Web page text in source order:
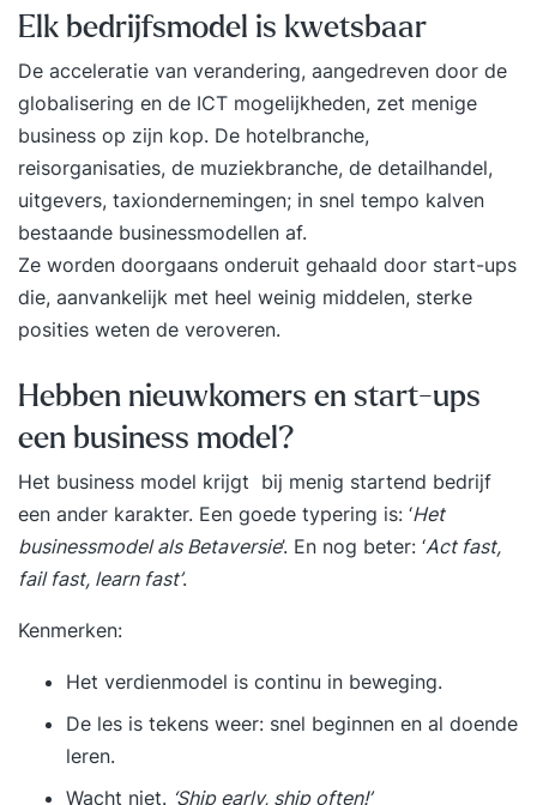
Elk bedrijfsmodel is kwetsbaar
De acceleratie van verandering, aangedreven door de
globalisering en de ICT mogelijkheden, zet menige
business op zijn kop. De hotelbranche,
reisorganisaties, de muziekbranche, de detailhandel,
uitgevers, taxiondernemingen; in snel tempo kalven
bestaande businessmodellen af.
Ze worden doorgaans onderuit gehaald door start-ups
die, aanvankelijk met heel weinig middelen, sterke
posities weten de veroveren.
Hebben nieuwkomers en start-ups
een business model?
Het business model krijgt bij menig startend bedrijf
een ander karakter. Een goede typering is: ‘Het
businessmodel als Betaversie’. En nog beter: ‘Act fast,
fail fast, learn fast’.
Kenmerken:
Het verdienmodel is continu in beweging.
De les is tekens weer: snel beginnen en al doende
leren.
Wacht niet. ‘Ship early, ship often!’